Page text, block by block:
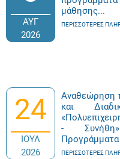
ΑΥΓ
2026
μάθησης...
ΠΕΡΙΣΣΌΤΕΡΕΣ
24
ΙΟΥΛ
2026
Αναθεώρηση
και
- Συνήθη»
Προγράμματα
ΠΕΡΙΣΣΌΤΕΡΕΣ